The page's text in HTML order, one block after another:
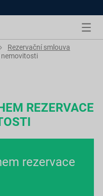
Rezervační smlouva
nemovitosti
REZERVACE
rezervace